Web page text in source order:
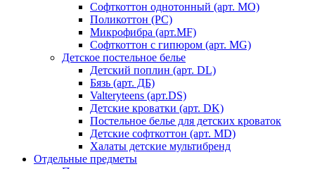
Софткоттон однотонный (арт. MO)
Поликоттон (PC)
Микрофибра (арт.MF)
Софткоттон с гипюром (арт. MG)
Детское постельное белье
Детский поплин (арт. DL)
Бязь (арт. ДБ)
Valteryteens (арт.DS)
Детские кроватки (арт. DK)
Постельное белье для детских кроваток
Детские софткоттон (арт. MD)
Халаты детские мультибренд
Отдельные предметы